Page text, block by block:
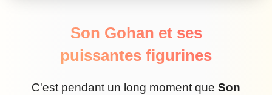
Son Gohan et ses
puissantes figurines
C'est pendant un long moment que Son